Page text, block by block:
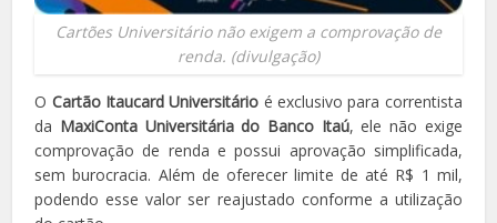
Cartões Universitário não exigem a comprovação de
renda. (divulgação)
O Cartão Itaucard Universitário é exclusivo para correntista
da MaxiConta Universitária do Banco Itaú, ele não exige
comprovação de renda e possui aprovação simplificada,
sem burocracia. Além de oferecer limite de até R$ 1 mil,
podendo esse valor ser reajustado conforme a utilização